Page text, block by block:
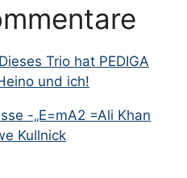
Dieses Trio hat PEDIGA
und ich!
-„E=mA2 =Ali Khan
Kullnick